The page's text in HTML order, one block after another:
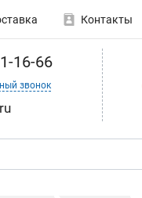
Контакты
16-66
звонок